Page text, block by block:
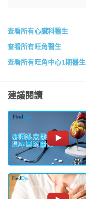
查看所有心臟科醫生
查看所有旺角醫生
查看所有旺角中心1期醫生
建議閱讀